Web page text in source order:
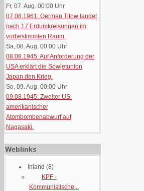
Fr, 07. Aug. 00:00 Uhr
07.08.1961: German Titow landet
nach 17 Erdumkreisungen im
vorbestimmten Raum.
Sa, 08. Aug. 00:00 Uhr
08.08.1945: Auf Anforderung der
USA erklärt die Sowjetunion
Japan den Krieg.
So, 09. Aug. 00:00 Uhr
09.08.1945: Zweiter US-
amerikanischer
Atombombenabwurf auf
Nagasaki.
Weblinks
Inland (8)
KPF -
Kommunistische...